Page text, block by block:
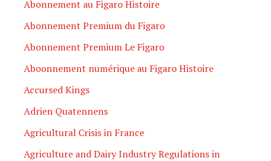
Abonnement au Figaro Histoire
Abonnement Premium du Figaro
Abonnement Premium Le Figaro
Aboonnement numérique au Figaro Histoire
Accursed Kings
Adrien Quatennens
Agricultural Crisis in France
Agriculture and Dairy Industry Regulations in